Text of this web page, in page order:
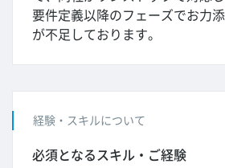
要件定義以降のフェーズでお力
が不足しております。
経験・スキルについて
必須となるスキル・ご経験